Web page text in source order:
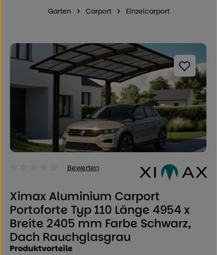
Garten Carport Einzelcarport
Bildergalerie überspringen
Durchschnittliche Bewertung von 0 von 5 Sternen
Bewerten
Ximax Aluminium Carport
Portoforte Typ 110 Länge 4954 x
Breite 2405 mm Farbe Schwarz,
Dach Rauchglasgrau
Produktvorteile